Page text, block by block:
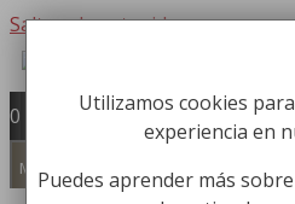
Saltar al contenido
0
Menú
Utilizamos cookies
experiencia en
Puedes aprender más